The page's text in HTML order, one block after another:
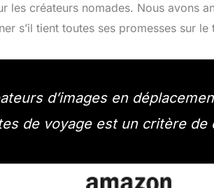
les créateurs nomades. Nous avons
s’il tient toutes ses promesses sur le
d’images en
de voyage est un critère de